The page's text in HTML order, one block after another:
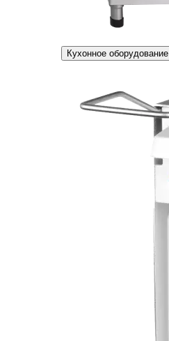
Кухонное оборудование